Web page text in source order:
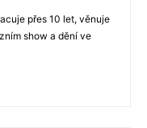
přes 10 let, věnuje
show a dění ve